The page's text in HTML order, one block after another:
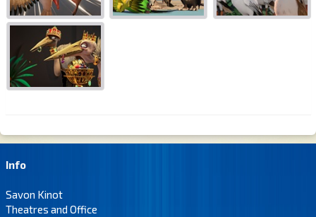
Info
Savon Kinot
Theatres and Office